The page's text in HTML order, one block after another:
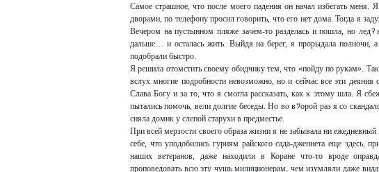
Самое страшное, что после моего падения он начал избегать
дворами, по телефону просил говорить, что его нет дома. Тогда я
Вечером на пустынном пляже зачем-то разделась и пошла, но лед
дальше… и осталась жить. Выйдя на берег, я прорыдала
подобрали быстро.
Я решила отомстить своему обидчику тем, что «пойду по рукам».
вслух многие подробности невозможно, но и сейчас все эти
Слава Богу и за то, что я смогла рассказать, как к этому шла. Я
пытались помочь, вели долгие беседы. Но во вﾂорой раз я со
сняла домик у слепой старухи в предместье.
При всей мерзости своего образа жизни я не забывала ни
себе, что уподобились гуриям райского сада-дженнета еще
наших ветеранов, даже находили в Коране что-то вроде
проповедовать всю эту чушь милиционерам, чем изумляли даже